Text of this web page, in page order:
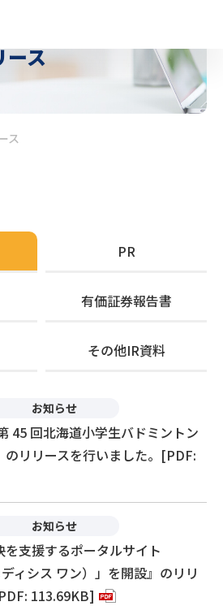
ース
ス
PR
有価証券報告書
その他IR資料
お知らせ
45 回北海道小学生バドミントン
のリリースを行いました。[PDF:
お知らせ
を支援するポータルサイト
ディシス ワン）」を開設』のリリ
113.69KB]